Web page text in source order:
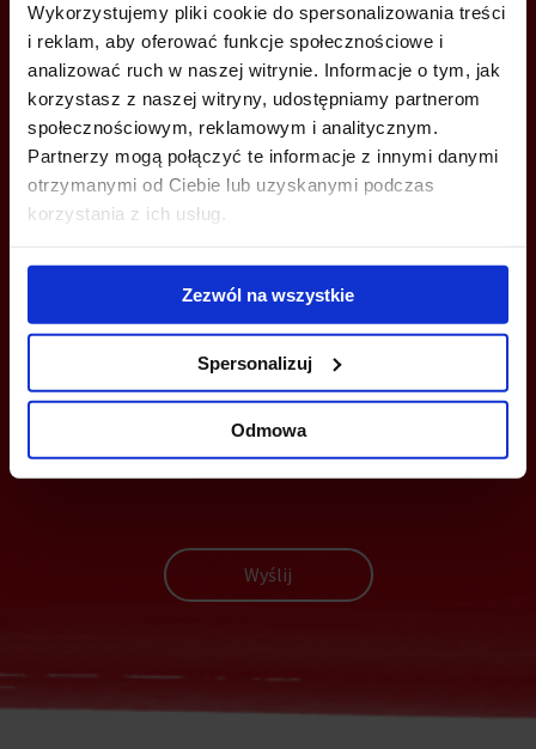
Wykorzystujemy pliki cookie do spersonalizowania treści
i reklam, aby oferować funkcje społecznościowe i
analizować ruch w naszej witrynie. Informacje o tym, jak
korzystasz z naszej witryny, udostępniamy partnerom
społecznościowym, reklamowym i analitycznym.
Partnerzy mogą połączyć te informacje z innymi danymi
otrzymanymi od Ciebie lub uzyskanymi podczas
korzystania z ich usług.
Zezwól na wszystkie
Spersonalizuj
Odmowa
ZADZWOŃ I DOWIEDZ SIĘ WIĘCEJ
+48 22 167 04 00
info@bazabiur.pl
MOŻESZ TEŻ ZOSTAWIĆ SWÓJ NUMER, A MY SKONTAKTUJEMY SIĘ
Wyślij